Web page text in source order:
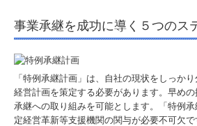
事業承継を成功に導く５つのス
「特例承継計画」は、自社の現状をしっか
経営計画を策定する必要があります。早め
承継への取り組みを可能とします。「特例
定経営革新等支援機関の関与が必要不可欠で